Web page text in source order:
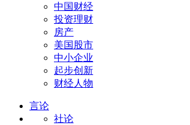
中国财经
投资理财
房产
美国股市
中小企业
起步创新
财经人物
言论
社论